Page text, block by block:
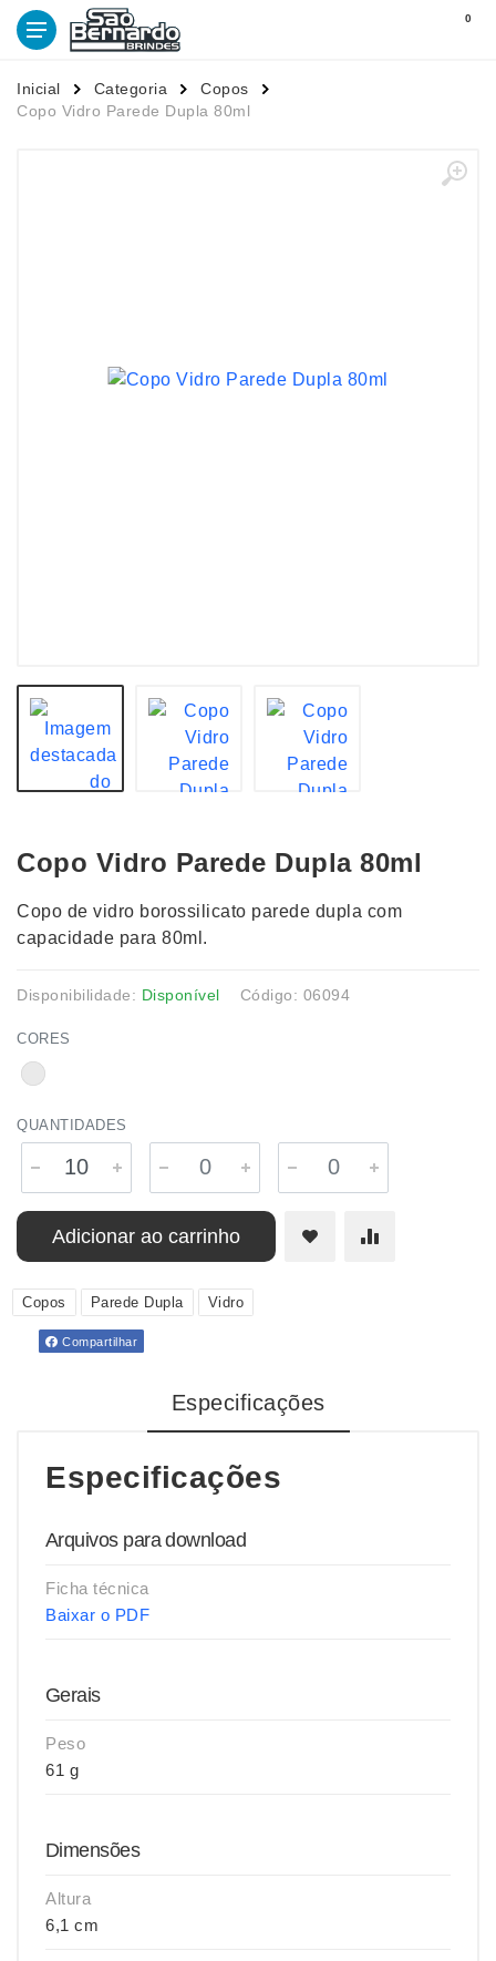
0
Inicial Categoria
Copos
Copo Vidro Parede Dupla 80ml
Copo Vidro Parede Dupla 80ml
Copo de vidro borossilicato parede dupla com
capacidade para 80ml.
Disponibilidade: Disponível Código: 06094
CORES
QUANTIDADES
Adicionar ao carrinho
Copos Parede Dupla Vidro
Compartilhar
Especificações
Especificações
Arquivos para download
Ficha técnica
Baixar o PDF
Gerais
Peso
61 g
Dimensões
Altura
6,1 cm